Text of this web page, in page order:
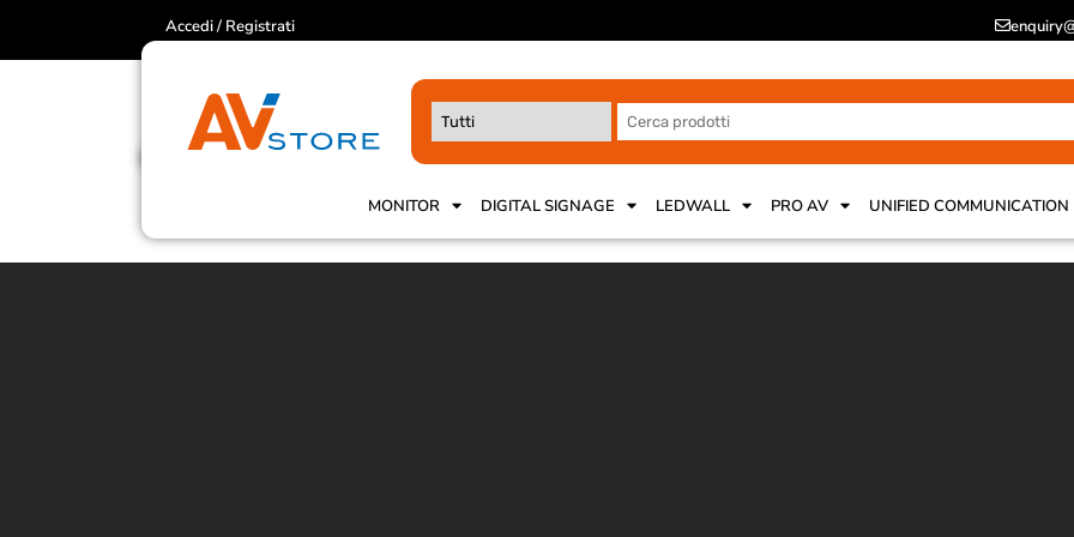
Accedi / Registrati
MONITOR DIGITAL SIGNAGE LEDWALL PRO AV UNIFIED COMMUNICATION